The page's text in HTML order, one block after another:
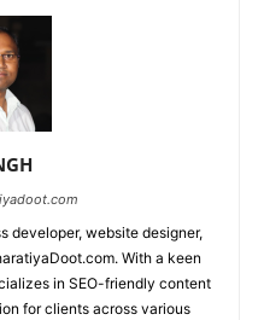
developer, website designer,
With a keen
in SEO-friendly content
for clients across various